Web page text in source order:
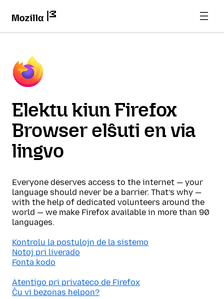
Elektu kiun Firefox
Browser elŝuti en via
lingvo
Everyone deserves access to the internet — your
language should never be a barrier. That’s why —
with the help of dedicated volunteers around the
world — we make Firefox available in more than 90
languages.
Kontrolu la postulojn de la sistemo
Notoj pri liverado
Fonta kodo
Atentigo pri privateco de Firefox
Ĉu vi bezonas helpon?